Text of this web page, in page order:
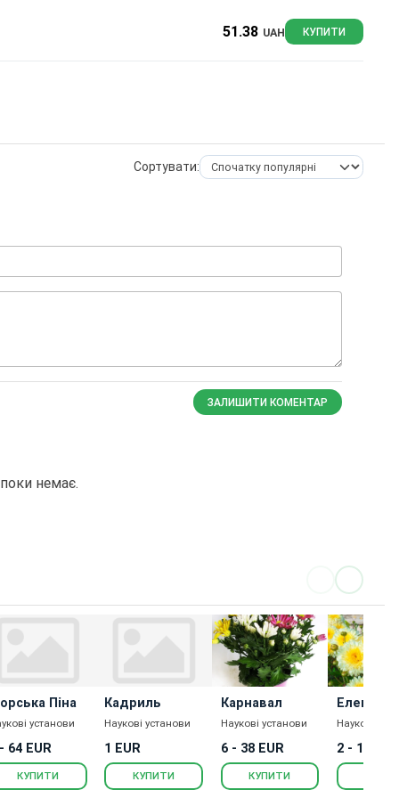
51.38 UAH КУПИТИ
Сортувати:
ЗАЛИШИТИ КОМЕНТАР
немає.
Піна
установи
64 EUR
КУПИТИ
Кадриль
Наукові установи
1 EUR
КУПИТИ
Карнавал
Наукові установи
6 - 38 EUR
КУПИТИ
Елен
Наукові
2 - 12 EUR